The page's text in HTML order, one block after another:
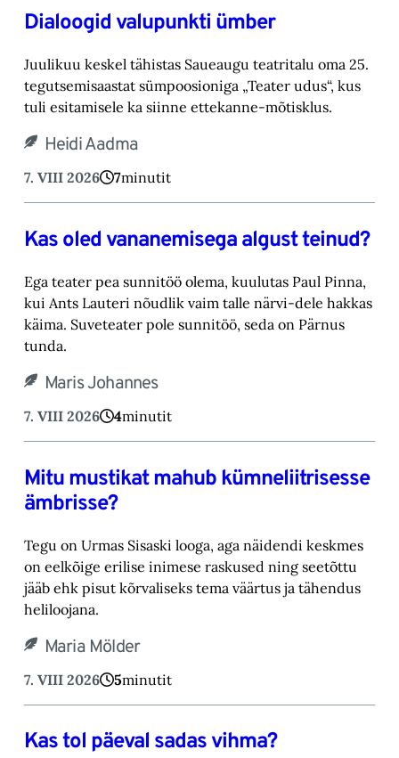
Dialoogid valupunkti ümber
Juulikuu keskel tähistas Saueaugu teatritalu oma 25.
tegutsemisaastat sümpoosioniga „Teater ‎udus“, kus
tuli esitamisele ka siinne ettekanne-mõtisklus.‎
Heidi Aadma
7. VIII 2026 7minutit
Kas oled vananemisega algust teinud?
Ega teater pea sunnitöö olema, kuulutas Paul Pinna,
kui Ants Lauteri nõudlik vaim talle närvi-‎dele hakkas
käima. Suveteater pole sunnitöö, seda on Pärnus
tunda.‎
Maris Johannes
7. VIII 2026 4minutit
Mitu mustikat mahub kümneliitrisesse
ämbrisse?
Tegu on Urmas Sisaski looga, aga näidendi keskmes
on eelkõige erilise inimese raskused ning ‎seetõttu
jääb ehk pisut kõrvaliseks tema väärtus ja tähendus
heliloojana.‎
Maria Mölder
7. VIII 2026 5minutit
Kas tol päeval sadas vihma?